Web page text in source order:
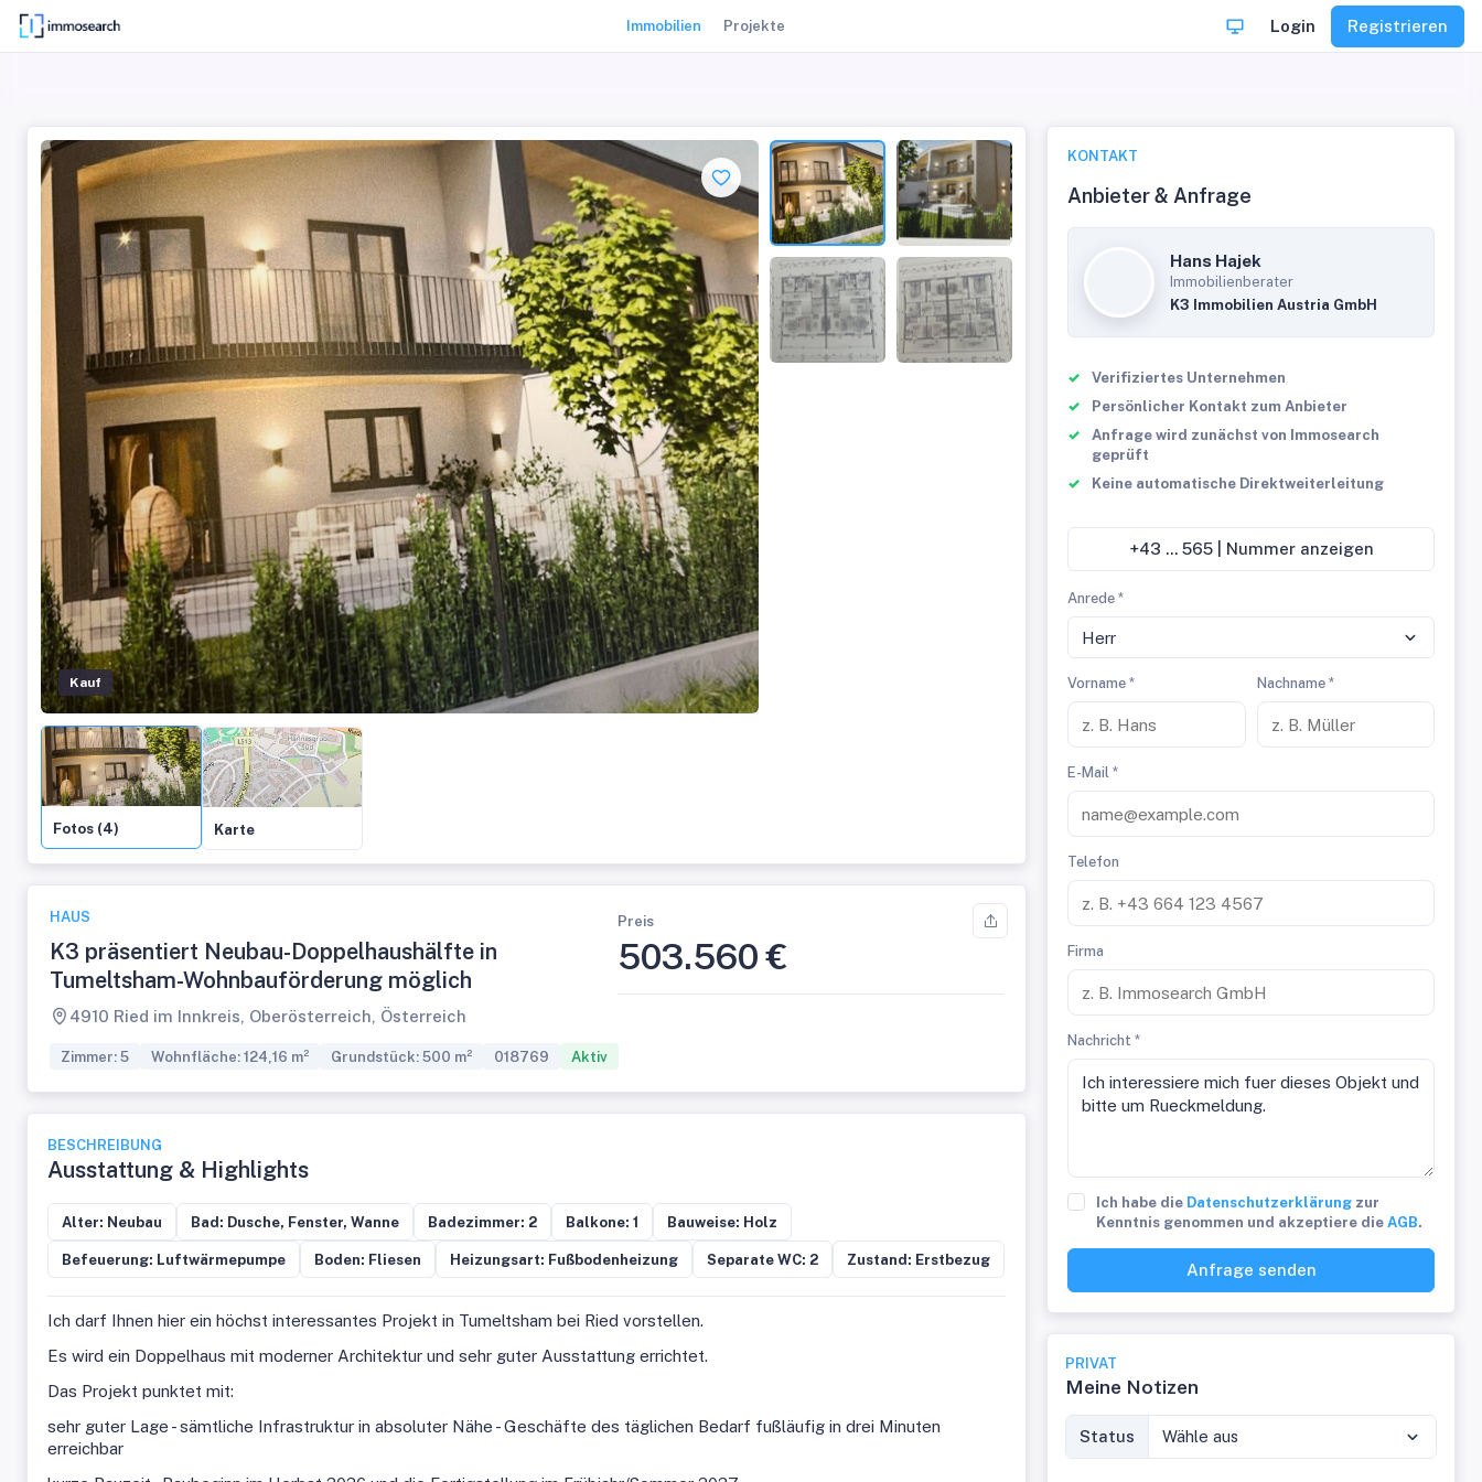
Immobilien Projekte Login Registrieren
Kauf
Fotos (4) Karte
HAUS
K3 präsentiert Neubau-Doppelhaushälfte in
Tumeltsham-Wohnbauförderung möglich
4910 Ried im Innkreis, Oberösterreich, Österreich
Preis
503.560 €
Zimmer: 5 Wohnfläche: 124,16 m² Grundstück: 500 m² 018769 Aktiv
BESCHREIBUNG
Ausstattung & Highlights
Alter: Neubau Bad: Dusche, Fenster, Wanne Badezimmer: 2 Balkone: 1 Bauweise: Holz
Befeuerung: Luftwärmepumpe Boden: Fliesen Heizungsart: Fußbodenheizung Separate WC: 2 Zustand: Erstbezug
Ich darf Ihnen hier ein höchst interessantes Projekt in Tumeltsham bei Ried vorstellen.
Es wird ein Doppelhaus mit moderner Architektur und sehr guter Ausstattung errichtet.
Das Projekt punktet mit:
sehr guter Lage - sämtliche Infrastruktur in absoluter Nähe - Geschäfte des täglichen Bedarf fußläufig in drei Minuten
erreichbar
KONTAKT
Anbieter & Anfrage
Hans Hajek
Immobilienberater
K3 Immobilien Austria GmbH
Verifiziertes Unternehmen
Persönlicher Kontakt zum Anbieter
Anfrage wird zunächst von Immosearch
geprüft
Keine automatische Direktweiterleitung
+43 ... 565 | Nummer anzeigen
Anrede *
Herr
Vorname * Nachname *
E-Mail *
Telefon
Firma
Nachricht *
Ich habe die Datenschutzerklärung zur
Kenntnis genommen und akzeptiere dieAGB.
Anfrage senden
PRIVAT
Meine Notizen
Status Wähle aus